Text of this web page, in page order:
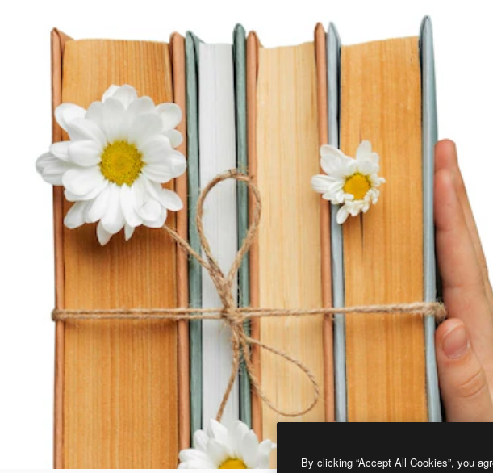
By clicking “Accept All Cookies”, you